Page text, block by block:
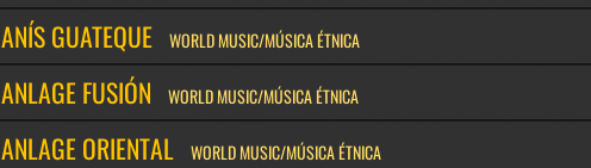
ANÍS GUATEQUE WORLD MUSIC/MÚSICA ÉTNICA
ANLAGE FUSIÓN WORLD MUSIC/MÚSICA ÉTNICA
ANLAGE ORIENTAL WORLD MUSIC/MÚSICA ÉTNICA